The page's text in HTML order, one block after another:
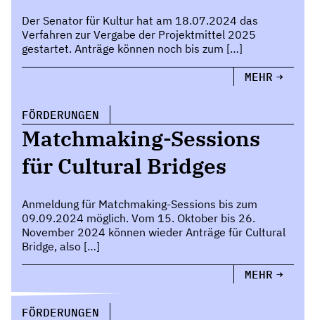
Der Senator für Kultur hat am 18.07.2024 das
Verfahren zur Vergabe der Projektmittel 2025
gestartet. Anträge können noch bis zum […]
MEHR
FÖRDERUNGEN
Matchmaking-Sessions
für Cultural Bridges
Anmeldung für Matchmaking-Sessions bis zum
09.09.2024 möglich. Vom 15. Oktober bis 26.
November 2024 können wieder Anträge für Cultural
Bridge, also […]
MEHR
FÖRDERUNGEN